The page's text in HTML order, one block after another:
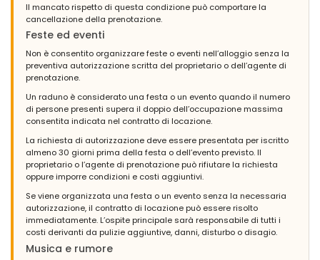
Il mancato rispetto di questa condizione può comportare la
cancellazione della prenotazione.
Feste ed eventi
Non è consentito organizzare feste o eventi nell’alloggio senza la
preventiva autorizzazione scritta del proprietario o dell’agente di
prenotazione.
Un raduno è considerato una festa o un evento quando il numero
di persone presenti supera il doppio dell’occupazione massima
consentita indicata nel contratto di locazione.
La richiesta di autorizzazione deve essere presentata per iscritto
almeno 30 giorni prima della festa o dell’evento previsto. Il
proprietario o l’agente di prenotazione può rifiutare la richiesta
oppure imporre condizioni e costi aggiuntivi.
Se viene organizzata una festa o un evento senza la necessaria
autorizzazione, il contratto di locazione può essere risolto
immediatamente. L’ospite principale sarà responsabile di tutti i
costi derivanti da pulizie aggiuntive, danni, disturbo o disagio.
Musica e rumore